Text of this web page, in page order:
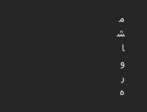
م
ش
ا
و
ر
ه